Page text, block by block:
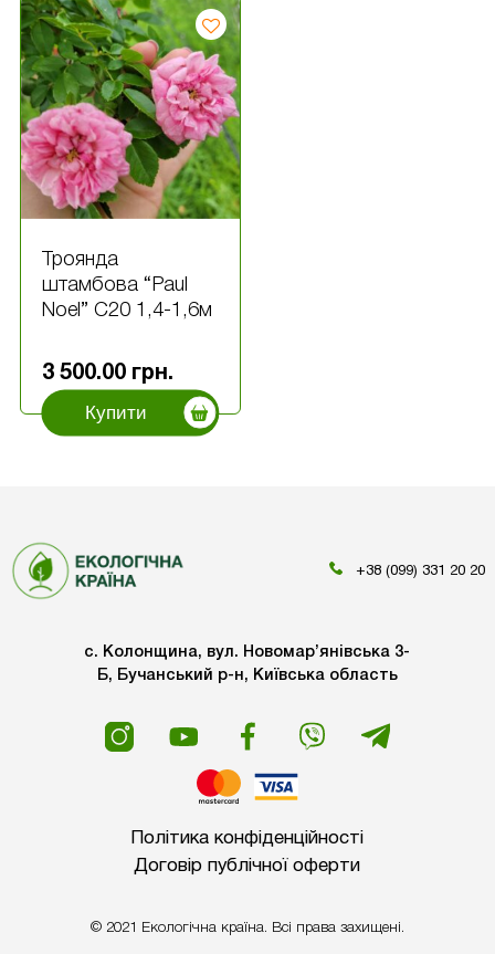
Троянда
штамбова “Paul
Noel” С20 1,4-1,6м
3 500.00 грн.
Купити
+38 (099) 331 20 20
с. Колонщина, вул. Новомар’янівська 3-
Б, Бучанський р-н, Київська область
Політика конфіденційності
Договір публічної оферти
© 2021 Екологічна країна. Всі права захищені.